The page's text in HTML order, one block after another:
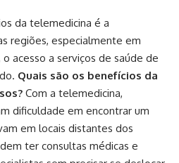
da telemedicina é a
regiões, especialmente em
acesso a serviços de saúde de
Quais são os benefícios da
Com a telemedicina,
dificuldade em encontrar um
em locais distantes dos
ter consultas médicas e